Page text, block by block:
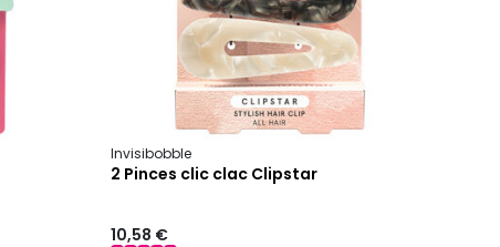
Invisibobble
2 Pinces clic clac Clipstar
10,58 €